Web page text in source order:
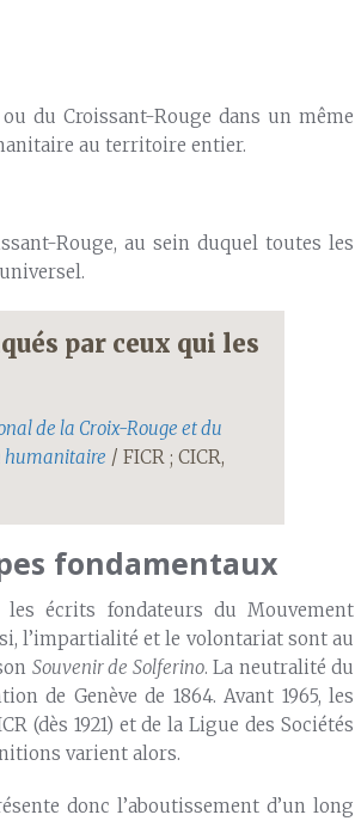
du Croissant-Rouge dans un même
au territoire entier.
Rouge, au sein duquel toutes les
par ceux qui les
de la Croix-Rouge et du
humanitaire / FICR ; CICR,
fondamentaux
écrits fondateurs du Mouvement
l’impartialité et le volontariat sont au
Souvenir de Solferino. La neutralité du
de Genève de 1864. Avant 1965, les
(dès 1921) et de la Ligue des Sociétés
varient alors.
donc l’aboutissement d’un long